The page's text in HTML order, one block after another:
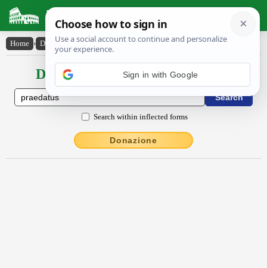
Latin Dictionary
Home › Declensions / Conjugations › praedătus
Declensions / Conjugations latin
Search within inflected forms
Donazione
Sign in with Google